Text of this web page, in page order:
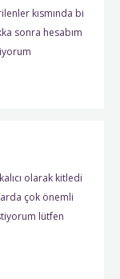
kısmında bi
sonra hesabım
olarak kitledi
çok önemli
lütfen